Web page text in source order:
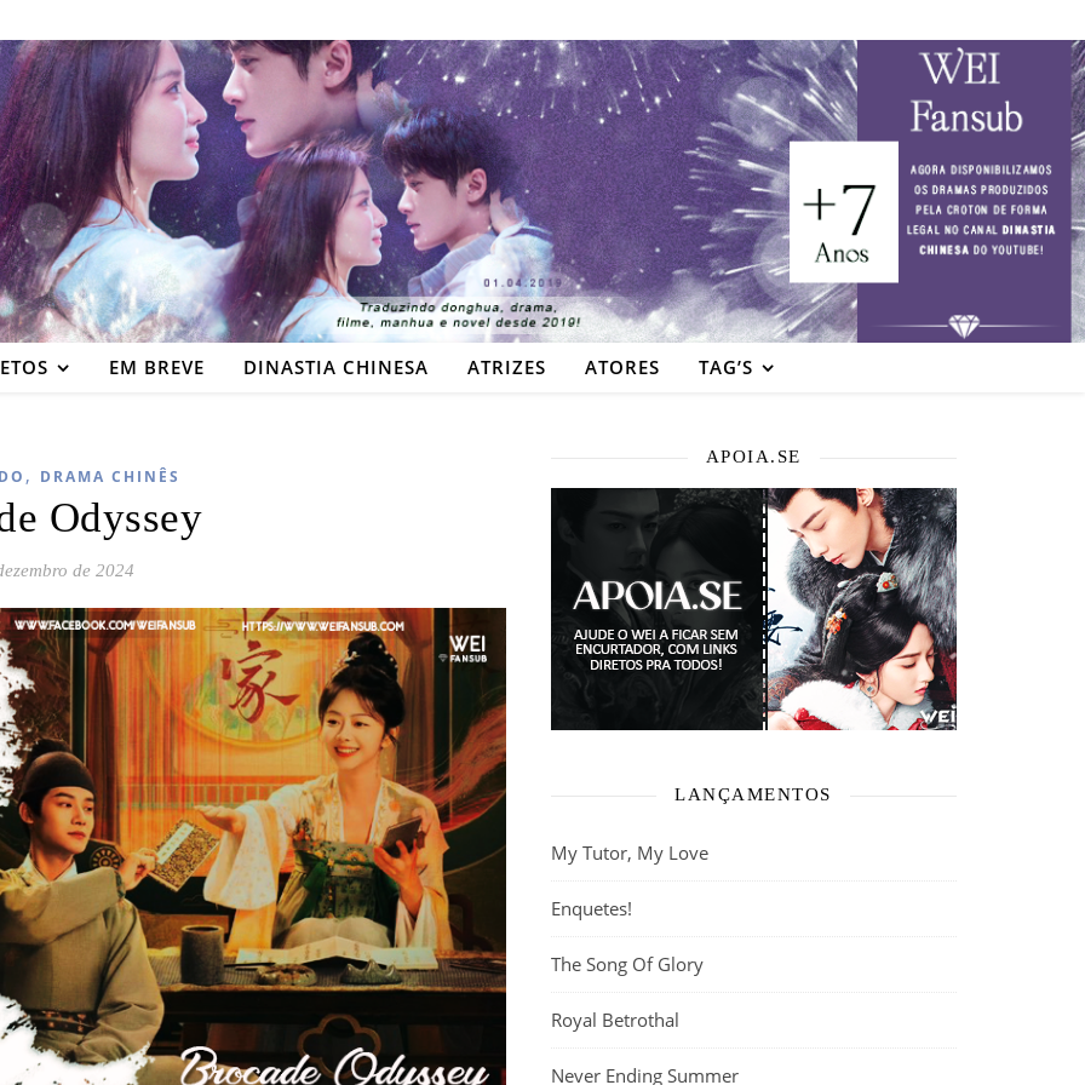
EM BREVE DINASTIA CHINESA ATRIZES ATORES TAG’S
, DRAMA CHINÊS
Odyssey
de 2024
APOIA.SE
LANÇAMENTOS
My Tutor, My Love
Enquetes!
The Song Of Glory
Royal Betrothal
Never Ending Summer